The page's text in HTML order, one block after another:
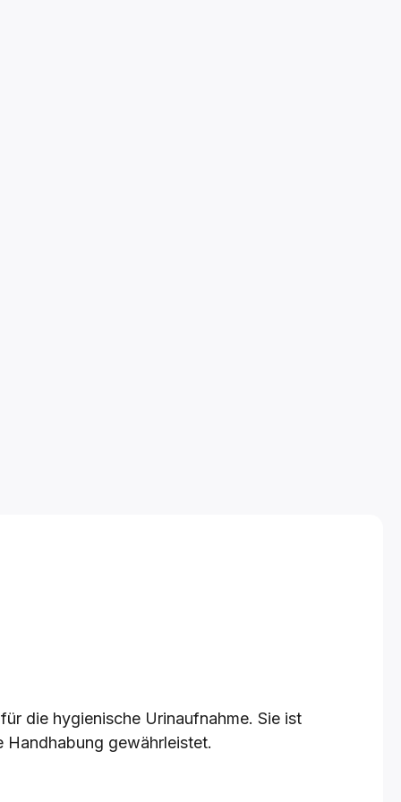
die hygienische Urinaufnahme. Sie ist
Handhabung gewährleistet.